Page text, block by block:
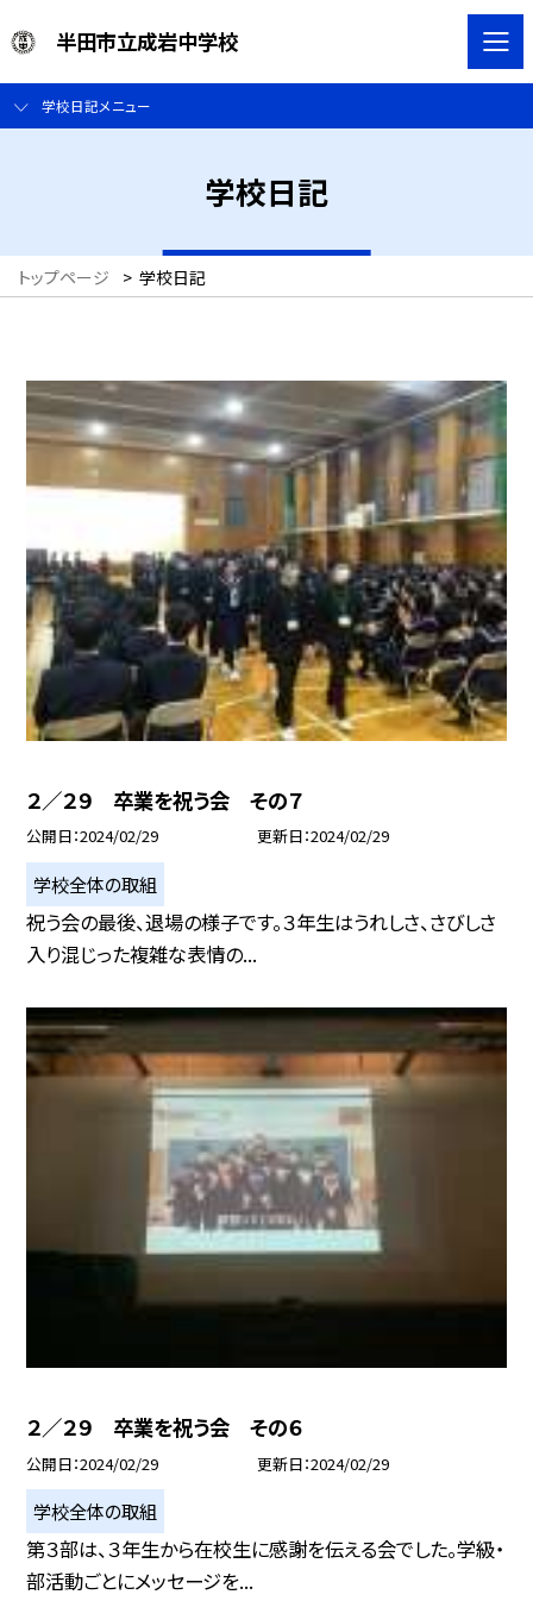
半田市立成岩中学校
学校日記メニュー
学校日記
トップページ > 学校日記
２／２９ 卒業を祝う会 その７
公開日 2024/02/29 更新日 2024/02/29
学校全体の取組
祝う会の最後、退場の様子です。３年生はうれしさ、さびしさ
入り混じった複雑な表情の...
２／２９ 卒業を祝う会 その６
公開日 2024/02/29 更新日 2024/02/29
学校全体の取組
第３部は、３年生から在校生に感謝を伝える会でした。学級・
部活動ごとにメッセージを...